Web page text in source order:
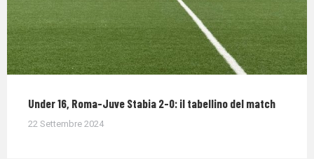
Under 16, Roma-Juve Stabia 2-0: il tabellino del match
22 Settembre 2024